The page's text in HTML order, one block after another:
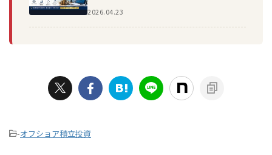
2026.04.23
-オフショア積立投資